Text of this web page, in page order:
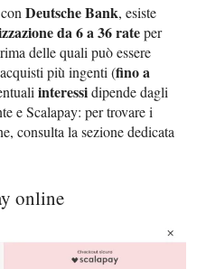
conDeutsche Bank, esiste
da 6 a 36 rateper
delle quali può essere
più ingenti (fino a
interessidipende dagli
e Scalapay: per trovare i
consulta la sezione dedicata
online